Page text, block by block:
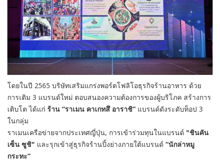
โดยในปี 2565 บริษัทเสริมแกร่งพอร์ตโฟลิโอธุรกิจร้านอาหาร ด้วย
การเติม 3 แบรนด์ใหม่ ตอบสนองความต้องการของผู้บริโภค สร้างการ
เติบโต ได้แก่ ร้าน “ราเมน คาเกทสึ อาราชิ” แบรนด์ดังระดับท็อป 3
ในกลุ่ม
ราเมนเครือข่ายจากประเทศญี่ปุ่น, การเข้าร่วมทุนในแบรนด์ "ชินคัน
เซ็น ซูชิ" และรุกเข้าสู่ธุรกิจร้านปิ้งย่างภายใต้แบรนด์ “นักล่าหมู
กระทะ”